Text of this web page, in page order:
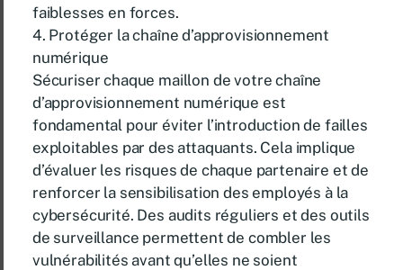
faiblesses en forces.
4. Protéger la chaîne d’approvisionnement
numérique
Sécuriser chaque maillon de votre chaîne
d’approvisionnement numérique est
fondamental pour éviter l’introduction de failles
exploitables par des attaquants. Cela implique
d’évaluer les risques de chaque partenaire et de
renforcer la sensibilisation des employés à la
cybersécurité. Des audits réguliers et des outils
de surveillance permettent de combler les
vulnérabilités avant qu’elles ne soient